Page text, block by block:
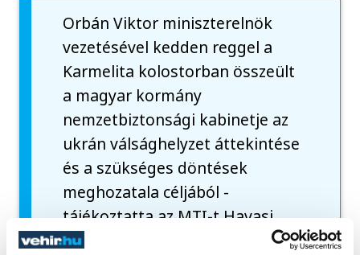
Orbán Viktor miniszterelnök
vezetésével kedden reggel a
Karmelita kolostorban összeült
a magyar kormány
nemzetbiztonsági kabinetje az
ukrán válsághelyzet áttekintése
és a szükséges döntések
meghozatala céljából -
tájékoztatta az MTI-t Havasi
Bertalan, a Miniszterelnöki